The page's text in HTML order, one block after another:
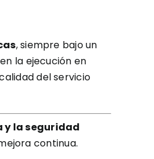
, siempre bajo un
la ejecución en
del servicio
la seguridad
continua.